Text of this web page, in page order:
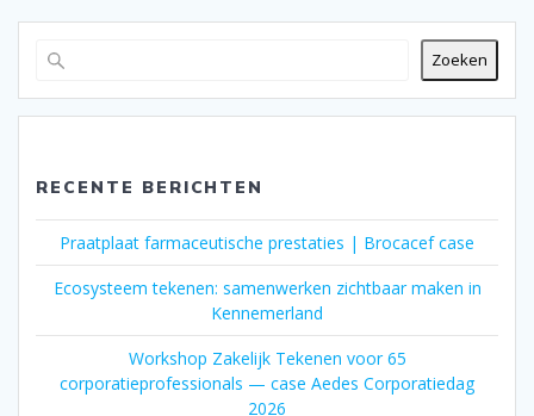
Zoeken
RECENTE BERICHTEN
Praatplaat farmaceutische prestaties | Brocacef case
Ecosysteem tekenen: samenwerken zichtbaar maken in
Kennemerland
Workshop Zakelijk Tekenen voor 65
corporatieprofessionals — case Aedes Corporatiedag
2026